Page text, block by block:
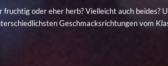
fruchtig oder eher herb? Vielleicht auch
Geschmacksrichtungen vom